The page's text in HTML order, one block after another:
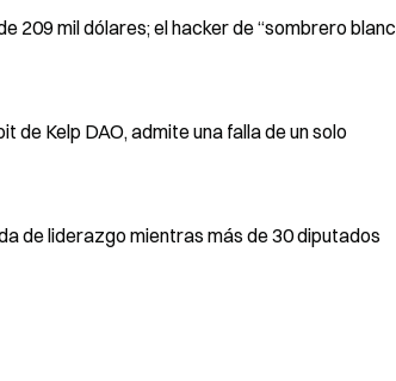
209 mil dólares; el hacker de “sombrero
Kelp DAO, admite una falla de un solo
de liderazgo mientras más de 30 diputados